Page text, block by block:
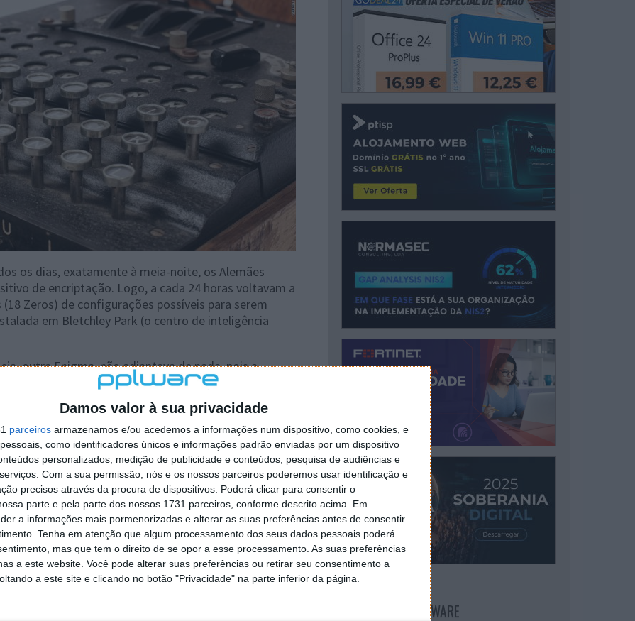
Damos valor à sua privacidade
parceiros armazenamos e/ou acedemos a informações num dispositivo, como cookies, e
como identificadores únicos e informações padrão enviadas por um dispositivo
personalizados, medição de publicidade e conteúdos, pesquisa de audiências e
Com a sua permissão, nós e os nossos parceiros poderemos usar identificação e
precisos através da procura de dispositivos. Poderá clicar para consentir o
parte e pela parte dos nossos 1731 parceiros, conforme descrito acima. Em
a informações mais pormenorizadas e alterar as suas preferências antes de consentir
Tenha em atenção que algum processamento dos seus dados pessoais poderá
mas que tem o direito de se opor a esse processamento. As suas preferências
a este website. Você pode alterar suas preferências ou retirar seu consentimento a
a este site e clicando no botão "Privacidade" na parte inferior da página.
os dias, exatamente à meia-noite, os Alemães
de encriptação. Logo, a cada 24 horas voltavam a
Zeros) de configurações possíveis para serem
em Bletchley Park (o centro de inteligência
outra Enigma, não adiantava de nada, pois a
cifradas diariamente era desconhecida.
NEWSLETTER PPLWARE